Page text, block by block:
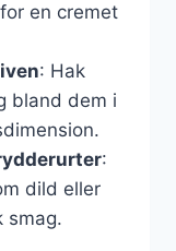
en cremet
: Hak
bland dem i
:
dild eller
smag.